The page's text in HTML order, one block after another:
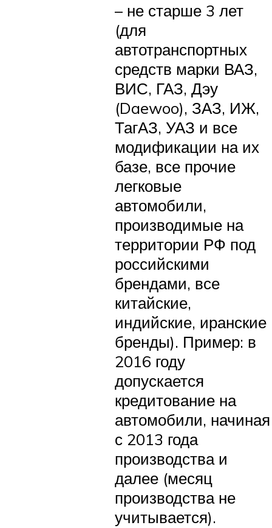
– не старше 3 лет
(для
автотранспортных
средств марки ВАЗ,
ВИС, ГАЗ, Дэу
(Daewoo), ЗАЗ, ИЖ,
ТагАЗ, УАЗ и все
модификации на их
базе, все прочие
легковые
автомобили,
производимые на
территории РФ под
российскими
брендами, все
китайские,
индийские, иранские
бренды). Пример: в
2016 году
допускается
кредитование на
автомобили, начиная
с 2013 года
производства и
далее (месяц
производства не
учитывается).